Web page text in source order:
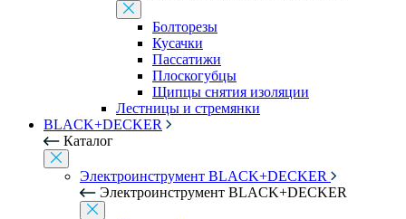
Болторезы
Кусачки
Пассатижи
Плоскогубцы
Щипцы снятия изоляции
Лестницы и стремянки
BLACK+DECKER
Каталог
Электроинструмент BLACK+DECKER
Электроинструмент BLACK+DECKER